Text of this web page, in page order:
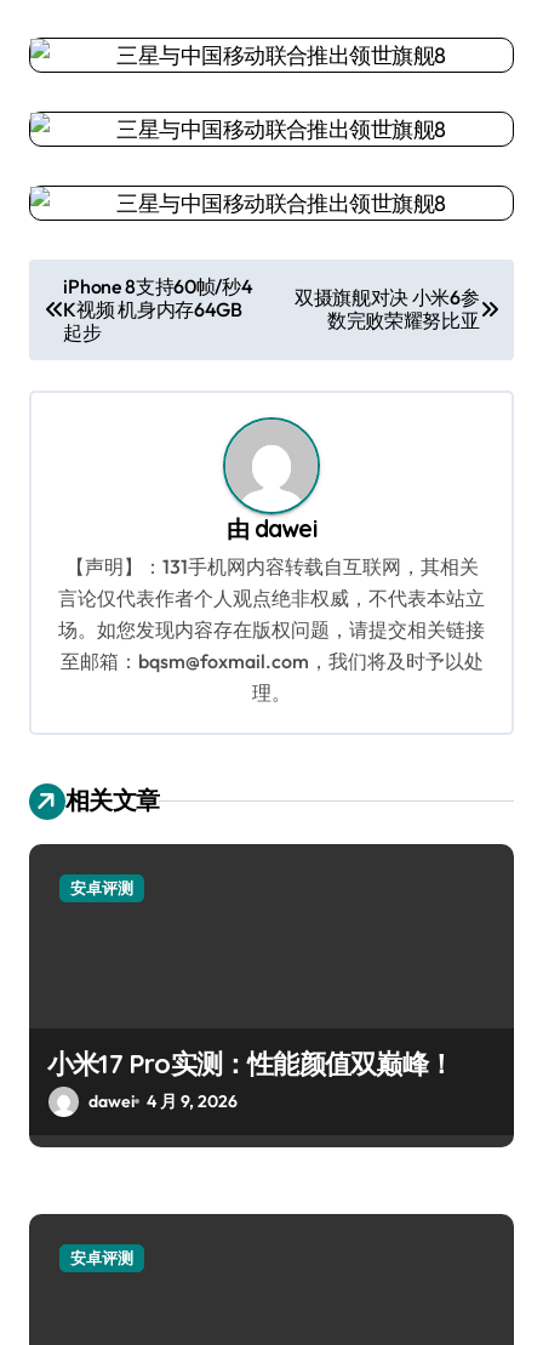
章
导
航
iPhone 8支持60帧/秒4
K视频 机身内存64GB
起步
双摄旗舰对决 小米6参
数完败荣耀努比亚
由 dawei
【声明】：131手机网内容转载自互联网，其相关
言论仅代表作者个人观点绝非权威，不代表本站立
场。如您发现内容存在版权问题，请提交相关链接
至邮箱：bqsm@foxmail.com，我们将及时予以处
理。
相关文章
安卓评测
小米17 Pro实测：性能颜值双巅峰！
dawei 4 月 9, 2026
安卓评测